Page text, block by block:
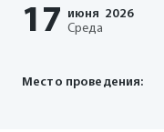
17 июня 2026
Среда
Место проведения: